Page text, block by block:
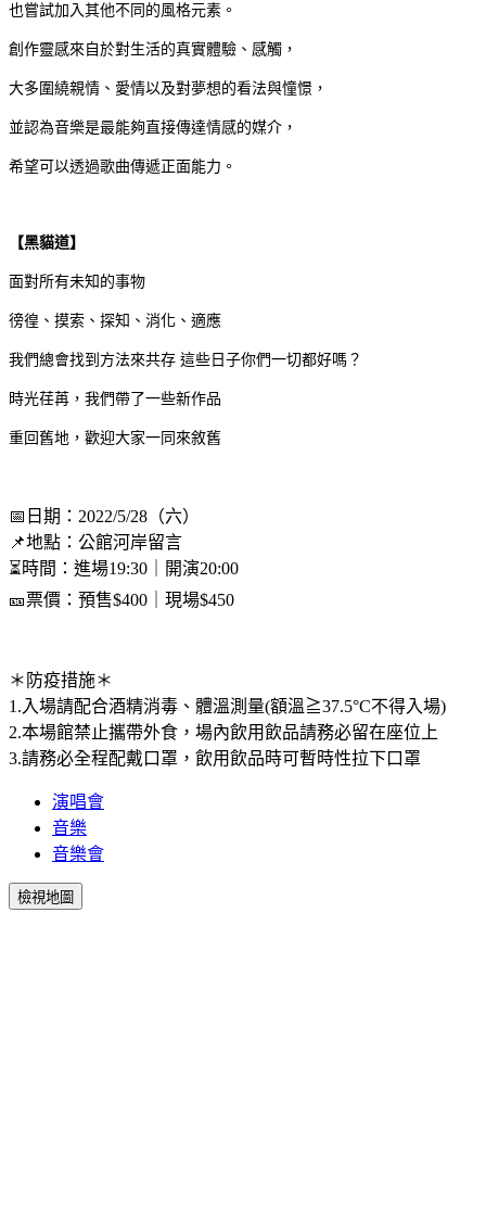
也嘗試加入其他不同的風格元素。
創作靈感來自於對生活的真實體驗、感觸，
大多圍繞親情、愛情以及對夢想的看法與憧憬，
並認為音樂是最能夠直接傳達情感的媒介，
希望可以透過歌曲傳遞正面能力。
【黑貓道】
面對所有未知的事物
徬徨、摸索、探知、消化、適應
我們總會找到方法來共存 這些日子你們一切都好嗎？
時光荏苒，我們帶了一些新作品
重回舊地，歡迎大家一同來敘舊
📅日期：2022/5/28（六）
📌地點：公館河岸留言
⏳時間：進場19:30｜開演20:00
🎫票價：預售$400｜現場$450
＊防疫措施＊
1.入場請配合酒精消毒、體溫測量(額溫≧37.5°C不得入場)
2.本場館禁止攜帶外食，場內飲用飲品請務必留在座位上
3.請務必全程配戴口罩，飲用飲品時可暫時性拉下口罩
演唱會
音樂
音樂會
檢視地圖